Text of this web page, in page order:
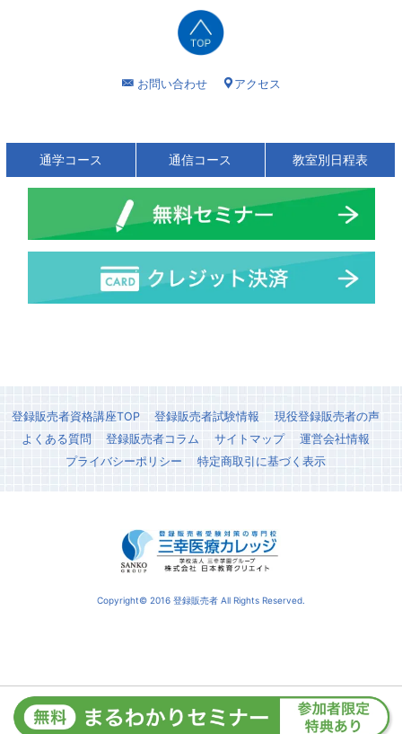
お問い合わせ アクセス
通学コース 通信コース 教室別日程表
登録販売者資格講座TOP 登録販売者試験情報
現役登録販売者の声
よくある質問
登録販売者コラム サイトマップ
運営会社情報
プライバシーポリシー
特定商取引に基づく表示
Copyright© 2016 登録販売者 All Rights Reserved.